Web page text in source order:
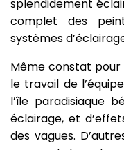
splendidement
complet des
systèmes
Même constat pour
le travail de
l’île paradisiaque
éclairage, et
des vagues.